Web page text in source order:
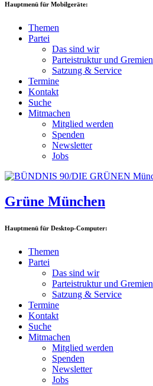
Hauptmenü für Mobilgeräte:
Themen
Partei
Das sind wir
Parteistruktur und Gremien
Satzung & Service
Termine
Kontakt
Suche
Mitmachen
Mitglied werden
Spenden
Newsletter
Jobs
Grüne München
Hauptmenü für Desktop-Computer:
Themen
Partei
Das sind wir
Parteistruktur und Gremien
Satzung & Service
Termine
Kontakt
Suche
Mitmachen
Mitglied werden
Spenden
Newsletter
Jobs